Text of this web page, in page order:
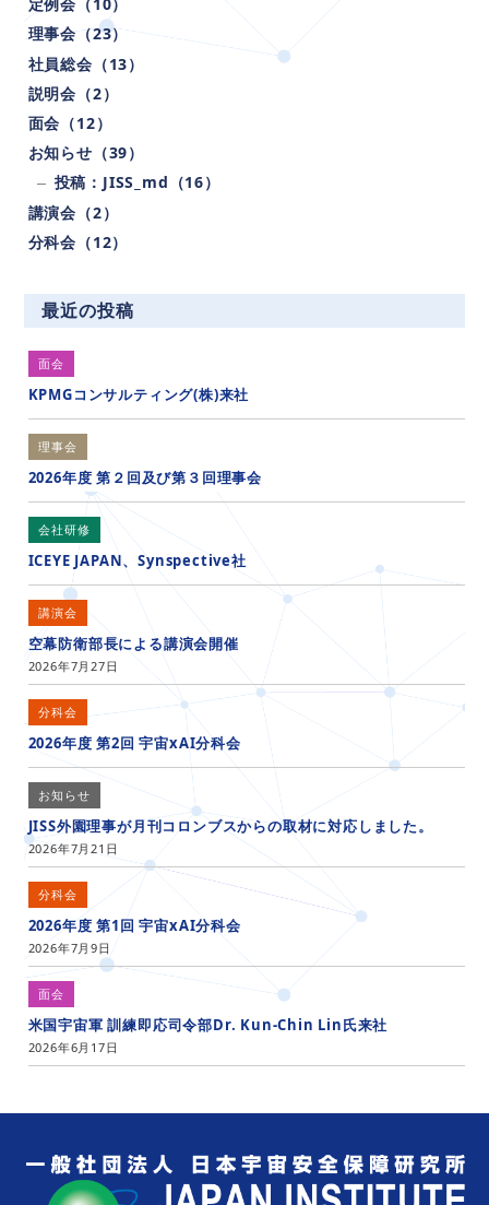
理事会（23）
社員総会（13）
説明会（2）
面会（12）
お知らせ（39）
投稿：JISS_md（16）
講演会（2）
分科会（12）
最近の投稿
面会
KPMGコンサルティング(株)来社
理事会
2026年度 第２回及び第３回理事会
会社研修
ICEYE JAPAN、Synspective社
講演会
空幕防衛部長による講演会開催
2026年7月27日
分科会
2026年度 第2回 宇宙xAI分科会
お知らせ
JISS外園理事が月刊コロンブスからの取材に対応しました。
2026年7月21日
分科会
2026年度 第1回 宇宙xAI分科会
2026年7月9日
面会
米国宇宙軍 訓練即応司令部Dr. Kun-Chin Lin氏来社
2026年6月17日